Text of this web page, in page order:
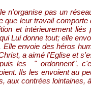
n'organise pas un
leur travail
et intérieurement
Lui donne tout; elle
envoie des héros
a aimé l'Eglise et
les " ordonnent",
Ils les envoient au
contrées lointaines,